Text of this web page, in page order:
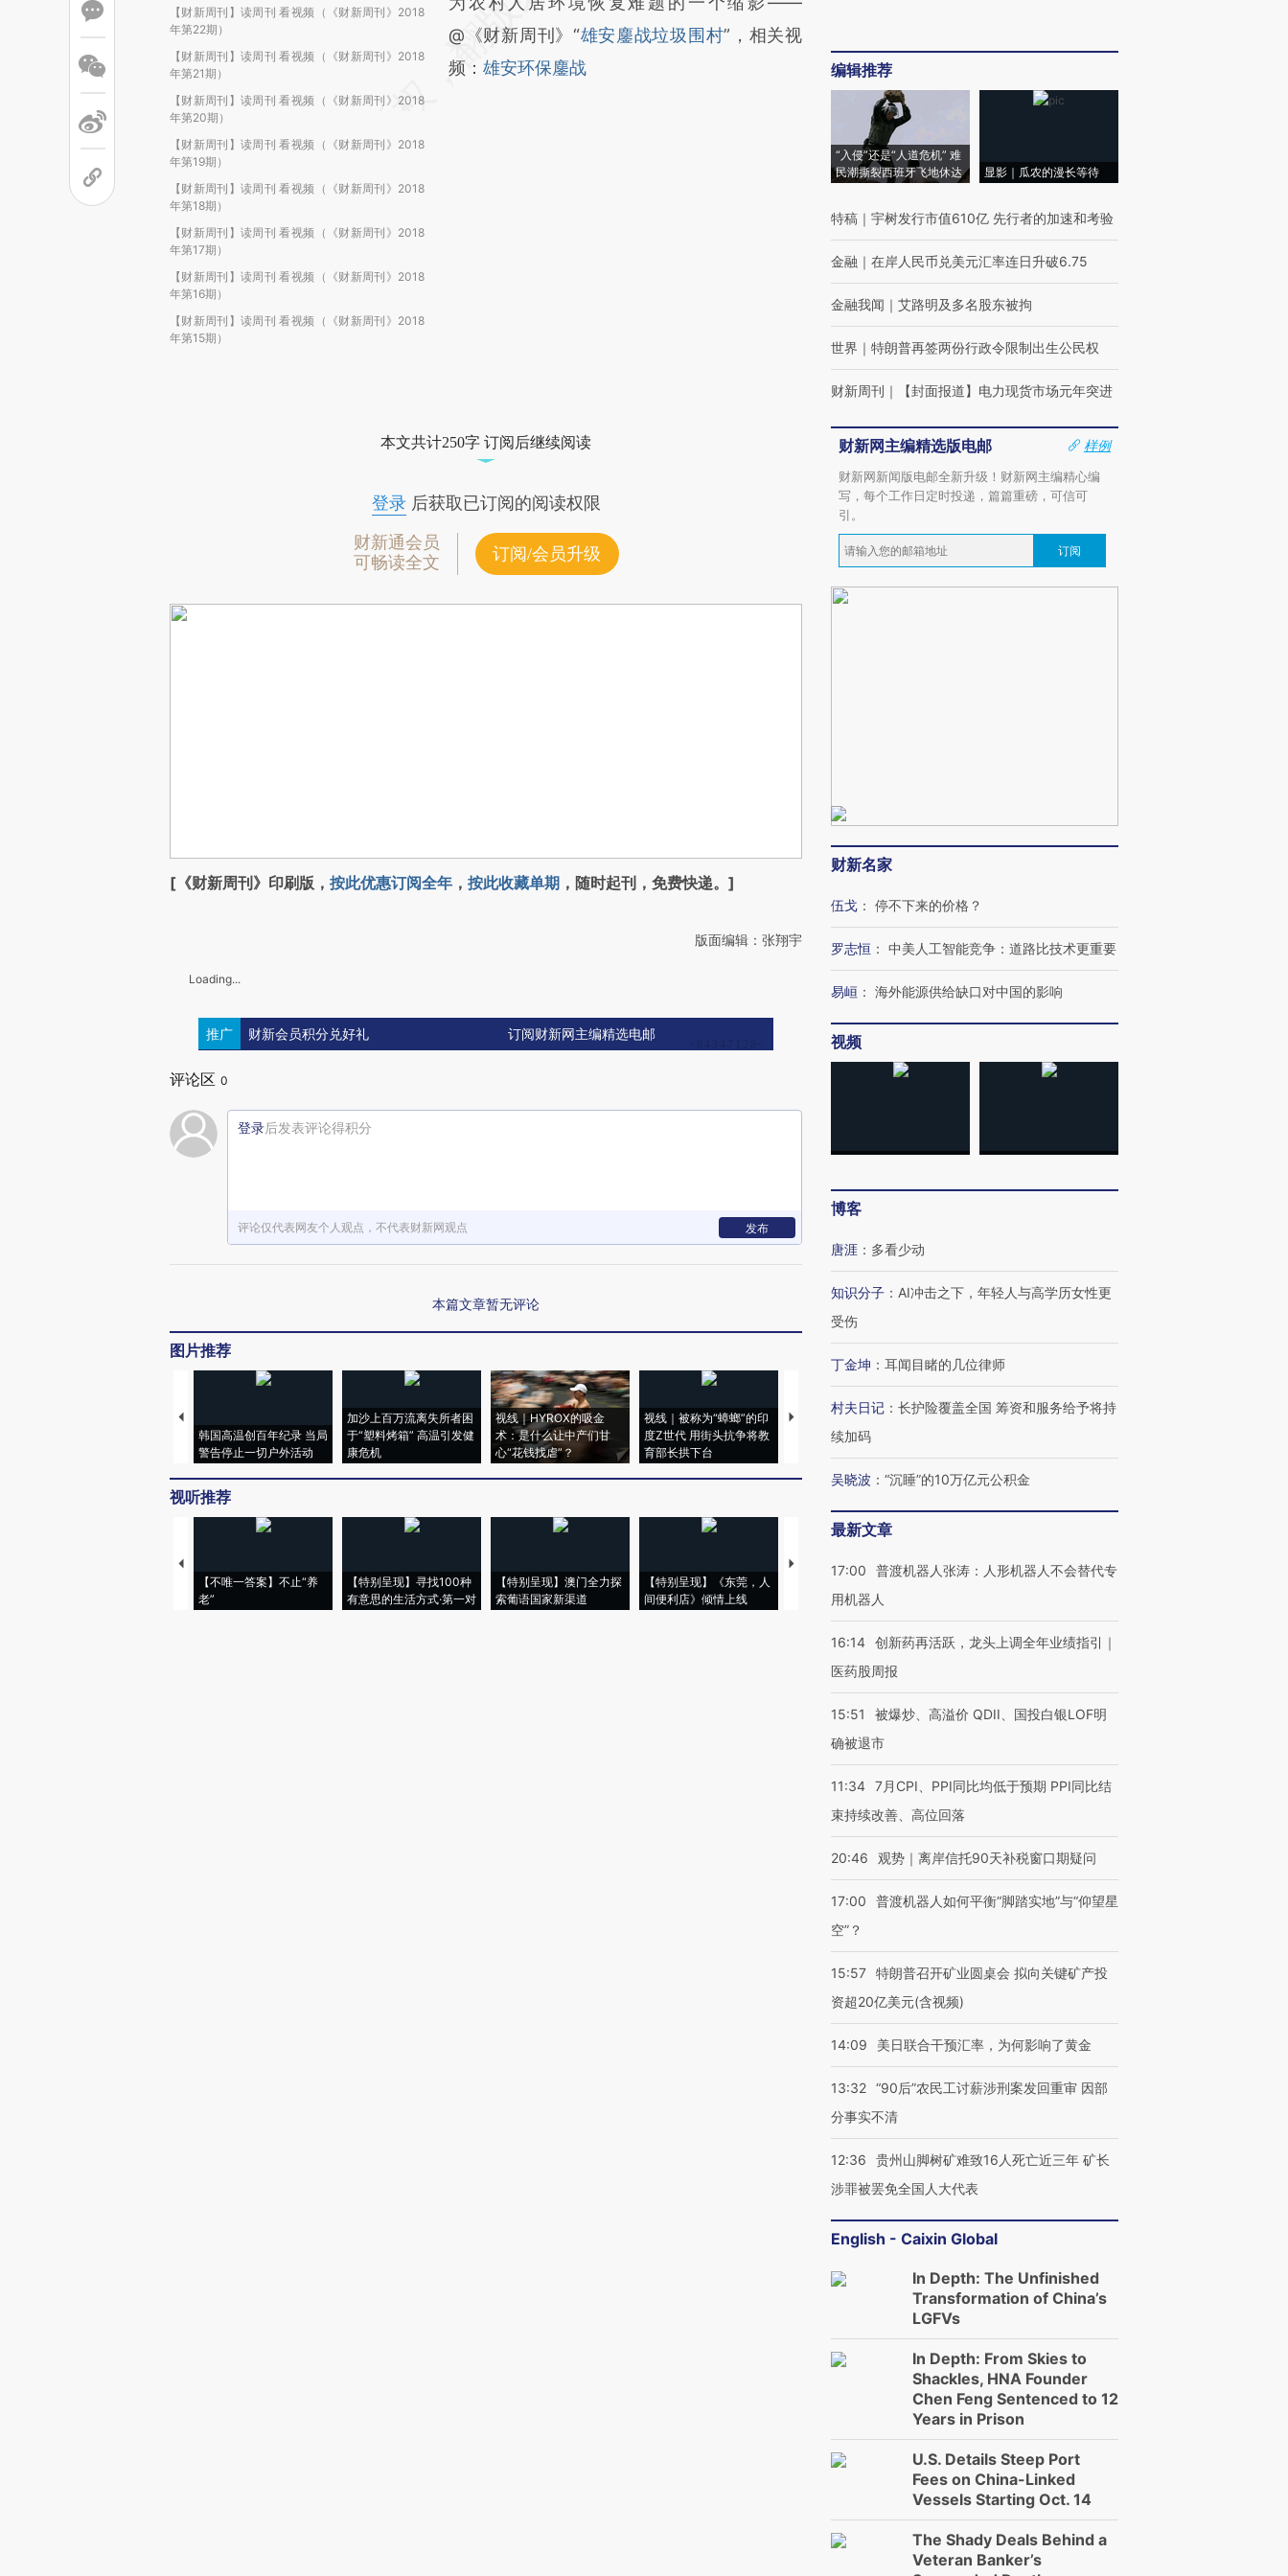
【财新周刊】读周刊 看视频（《财新周刊》2018
年第22期）
【财新周刊】读周刊 看视频（《财新周刊》2018
年第21期）
【财新周刊】读周刊 看视频（《财新周刊》2018
年第20期）
【财新周刊】读周刊 看视频（《财新周刊》2018
年第19期）
【财新周刊】读周刊 看视频（《财新周刊》2018
年第18期）
【财新周刊】读周刊 看视频（《财新周刊》2018
年第17期）
【财新周刊】读周刊 看视频（《财新周刊》2018
年第16期）
【财新周刊】读周刊 看视频（《财新周刊》2018
年第15期）
@《财新周刊》“雄安鏖战垃圾围村”，相关视
频： 雄安环保鏖战
本文共计250字 订阅后继续阅读
登录后获取已订阅的阅读权限
财新通会员
可畅读全文
订阅/会员升级
[《财新周刊》印刷版， 按此优惠订阅全年 ， 按此收藏单期 ，随时起刊，免费快递。]
版面编辑：张翔宇
Loading...
推广 财新会员积分兑好礼 订阅财新网主编精选电邮
评论区 0
登录后发表评论得积分
评论仅代表网友个人观点，不代表财新网观点 发布
本篇文章暂无评论
图片推荐
韩国高温创百年纪录 当局
警告停止一切户外活动
加沙上百万流离失所者困
于“塑料烤箱” 高温引发健
康危机
视线｜HYROX的吸金
术：是什么让中产们甘
心“花钱找虐”？
视线｜被称为“蟑螂”的印
度Z世代 用街头抗争将教
育部长拱下台
视线｜“入侵”还是“人道危
机”？难民潮撕裂西班牙
湖北宜昌局部短时降雨
哈尔滨遭遇短时极端强降
视听推荐
【不唯一答案】不止“养
老”
【特别呈现】寻找100种
有意思的生活方式·第一对
【特别呈现】澳门全力探
索葡语国家新渠道
【特别呈现】《东莞，人
间便利店》倾情上线
【推广】走进第四届链博
会，让数智科技“链”接产
【特别呈现】寻找100种
【商旅对话】华住集团
CFO：不靠规模取胜，华
编辑推荐
“入侵”还是“人道危机” 难
民潮撕裂西班牙飞地休达
显影｜瓜农的漫长等待
特稿 ｜ 宇树发行市值610亿 先行者的加速和考验
金融 ｜ 在岸人民币兑美元汇率连日升破6.75
金融我闻 ｜ 艾路明及多名股东被拘
世界 ｜ 特朗普再签两份行政令限制出生公民权
财新周刊 ｜ 【封面报道】电力现货市场元年突进
财新网主编精选版电邮
样例
财新网新闻版电邮全新升级！财新网主编精心编
写，每个工作日定时投递，篇篇重磅，可信可
引。
订阅
财新名家
伍戈 ： 停不下来的价格？
罗志恒 ： 中美人工智能竞争：道路比技术更重要
易峘 ： 海外能源供给缺口对中国的影响
视频
博客
唐涯 ： 多看少动
知识分子 ： AI冲击之下，年轻人与高学历女性更
受伤
丁金坤 ： 耳闻目睹的几位律师
村夫日记 ： 长护险覆盖全国 筹资和服务给予将持
续加码
吴晓波 ： “沉睡”的10万亿元公积金
最新文章
17:00
普渡机器人张涛：人形机器人不会替代专
用机器人
16:14 创新药再活跃，龙头上调全年业绩指引｜
医药股周报
15:51
被爆炒、高溢价 QDII、国投白银LOF明
确被退市
11:34 7月CPI、PPI同比均低于预期 PPI同比结
束持续改善、高位回落
20:46 观势｜离岸信托90天补税窗口期疑问
17:00
普渡机器人如何平衡“脚踏实地”与“仰望星
空”？
15:57 特朗普召开矿业圆桌会 拟向关键矿产投
资超20亿美元(含视频)
14:09 美日联合干预汇率，为何影响了黄金
13:32 “90后”农民工讨薪涉刑案发回重审 因部
分事实不清
12:36
贵州山脚树矿难致16人死亡近三年 矿长
涉罪被罢免全国人大代表
English - Caixin Global
In Depth: The Unfinished
Transformation of China’s
LGFVs
In Depth: From Skies to
Shackles, HNA Founder
Chen Feng Sentenced to 12
Years in Prison
U.S. Details Steep Port
Fees on China-Linked
Vessels Starting Oct. 14
The Shady Deals Behind a
Veteran Banker’s